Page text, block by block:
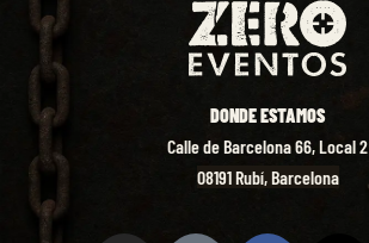
DONDE ESTAMOS
Calle de Barcelona 66, Local 2
08191 Rubí, Barcelona